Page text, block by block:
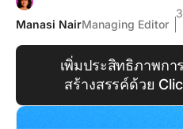
Manasi NairManaging Editor
เพิ่มประสิทธิภาพกา
สร้างสรรค์ด้วย